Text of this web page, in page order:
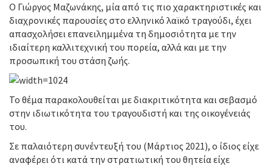
Ο Γιώργος Μαζωνάκης, μία από τις πιο χαρακτηριστικές και
διαχρονικές παρουσίες στο ελληνικό λαϊκό τραγούδι, έχει
απασχολήσει επανειλημμένα τη δημοσιότητα με την
ιδιαίτερη καλλιτεχνική του πορεία, αλλά και με την
προσωπική του στάση ζωής.
Το θέμα παρακολουθείται με διακριτικότητα και σεβασμό
στην ιδιωτικότητα του τραγουδιστή και της οικογένειάς
του.
Σε παλαιότερη συνέντευξή του (Μάρτιος 2021), ο ίδιος είχε
αναφέρει ότι κατά την στρατιωτική του θητεία είχε